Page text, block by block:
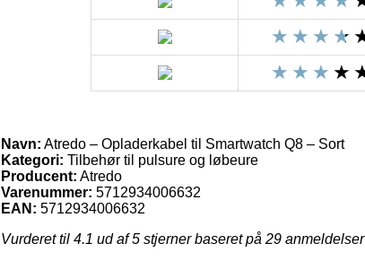
Navn: Atredo – Opladerkabel til Smartwatch Q8 – Sort
Kategori: Tilbehør til pulsure og løbeure
Producent: Atredo
Varenummer: 5712934006632
EAN: 5712934006632
Vurderet til 4.1 ud af 5 stjerner baseret på 29 anmeldelser